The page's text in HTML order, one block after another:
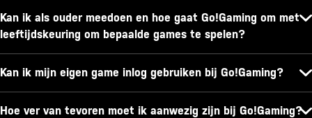
Kan ik als ouder meedoen en hoe gaat Go!Gaming om met
leeftijdskeuring om bepaalde games te spelen?
Kan ik mijn eigen game inlog gebruiken bij Go!Gaming?
Hoe ver van tevoren moet ik aanwezig zijn bij Go!Gaming?